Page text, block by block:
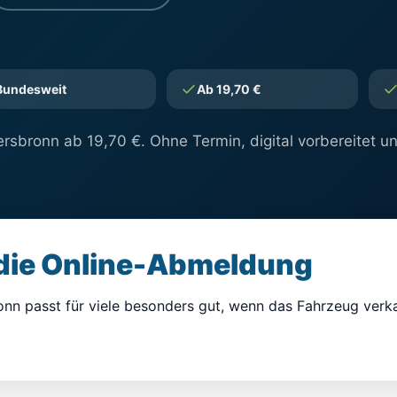
Ab 19,70 €
ab 19,70 €. Ohne Termin, digital vorbereitet
Online-Abmeldung
passt für viele besonders gut, wenn das Fahrzeug